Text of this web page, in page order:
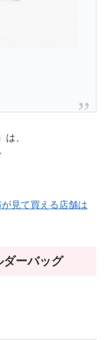
、
見て買える店舗は
ーバッグ